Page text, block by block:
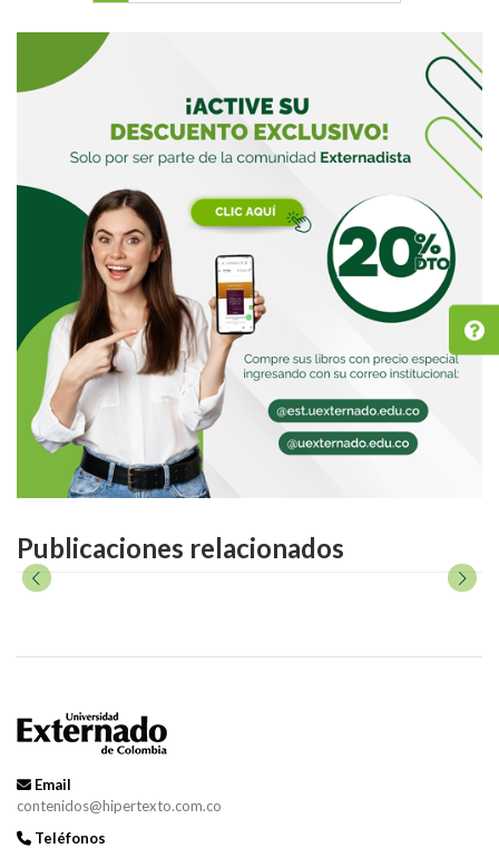
Publicaciones relacionados
Email
contenidos@hipertexto.com.co
Teléfonos